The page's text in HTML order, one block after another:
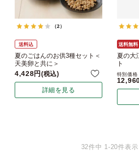
（2）
送料込
夏のごはんのお供3種セット＜
天美卵と共に＞
4,428 税込
詳細を見る
送料無料
夏の大
ト
特別価格
32件中 1 -20件表示